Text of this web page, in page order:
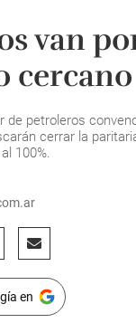
van
cercano
de petroleros
cerrar la
100%.
en